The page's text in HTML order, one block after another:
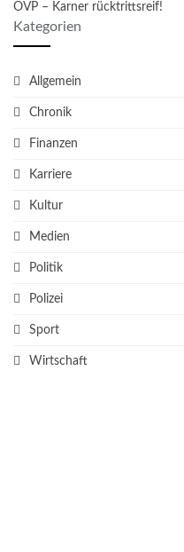
ÖVP – Karner rücktrittsreif!
Kategorien
Allgemein
Chronik
Finanzen
Karriere
Kultur
Medien
Politik
Polizei
Sport
Wirtschaft